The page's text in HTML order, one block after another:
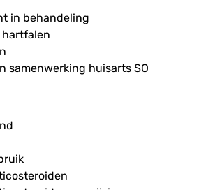
in behandeling
hartfalen
samenwerking huisarts SO